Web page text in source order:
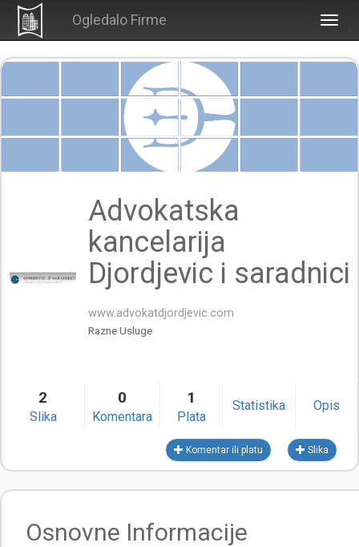
Ogledalo Firme
Advokatska
kancelarija
Djordjevic i saradnici
www.advokatdjordjevic.com
Razne Usluge
2
Slika
0
Komentara
1
Plata
Statistika Opis
Komentar ili platu Slika
Osnovne Informacije